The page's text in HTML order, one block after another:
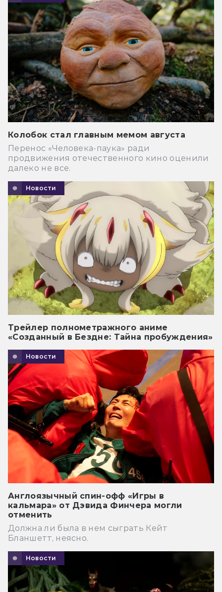
Колобок стал главным мемом августа
Перенос «Человека-паука» ради
продвижения отечественного кино оценили
далеко не все.
Новости
Трейлер полнометражного аниме
«Созданный в Бездне: Тайна пробуждения»
Новости
Англоязычный спин-офф «Игры в
кальмара» от Дэвида Финчера могли
отменить
Должна ли была в нем сыграть Кейт
Бланшетт, неясно.
Новости